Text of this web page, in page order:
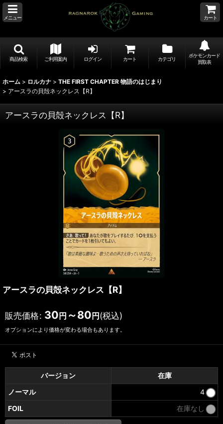
メニュー カート
商品検索 ご利用案内 ログイン カート カテゴリ
ポケモンカード
買取表
ホーム > ロルカナ > THE FIRST CHAPTER 物語のはじまり
> アースラの貝殻ネックレス【R】
アースラの貝殻ネックレス【R】
アースラの貝殻ネックレス【R】
販売価格: 30 円 ～80 円 (税込)
オプションにより価格が変わる場合もあります。
バージョン
在庫
ノーマル
4
FOIL
在庫なし